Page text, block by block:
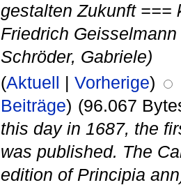
gestalten Zukunft ===
Friedrich
Schröder, Gabriele)
(Aktuell | Vorherige)
Beiträge) (96.067
this day in 1687, the
was published. The
edition of Principia